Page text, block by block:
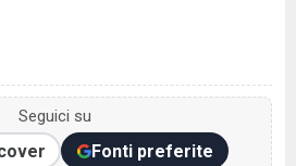
Seguici su
Fonti preferite